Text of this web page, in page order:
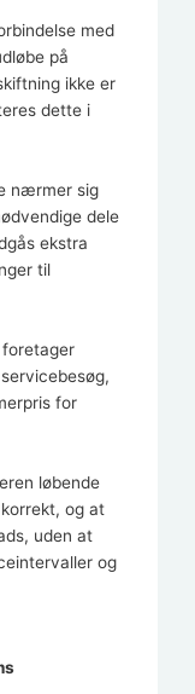
med
på
ikke er
dette i
nærmer sig
dele
ekstra
til
foretager
for
løbende
og at
uden at
og